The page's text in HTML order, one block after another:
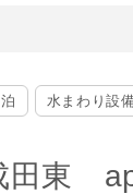
水まわり設
東